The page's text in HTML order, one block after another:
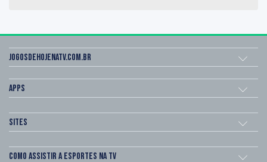
Jogosdehojenatv.com.br
Apps
Sites
Como assistir a esportes na TV